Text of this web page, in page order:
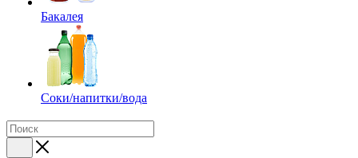
Бакалея
Соки/напитки/вода